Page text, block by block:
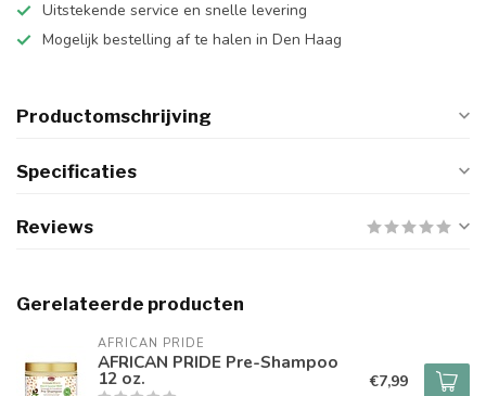
Uitstekende service en snelle levering
Mogelijk bestelling af te halen in Den Haag
Productomschrijving
Specificaties
Reviews
Gerelateerde producten
AFRICAN PRIDE
AFRICAN PRIDE Pre-Shampoo
12 oz. €7,99